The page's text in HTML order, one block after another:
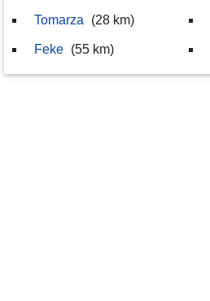
Tomarza (28 km)
Feke (55 km)